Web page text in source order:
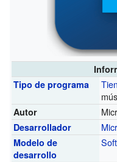
Tipo de programa
Autor
Desarrollador
Modelo de
desarrollo